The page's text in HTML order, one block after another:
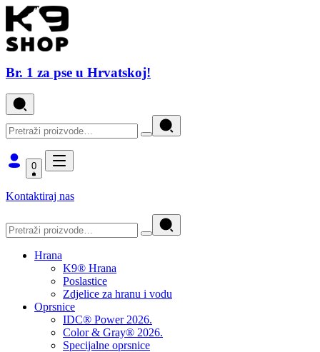
Br. 1 za pse u Hrvatskoj!
0
Kontaktiraj nas
Hrana
K9® Hrana
Poslastice
Zdjelice za hranu i vodu
Oprsnice
IDC® Power 2026.
Color & Gray® 2026.
Specijalne oprsnice